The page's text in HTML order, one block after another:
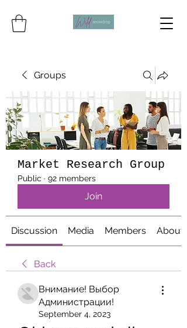
Groups
Market Research Group
Public · 92 members
Join
Discussion Media Members About
Back
Внимание! Выбор
Администрации!
September 4, 2023